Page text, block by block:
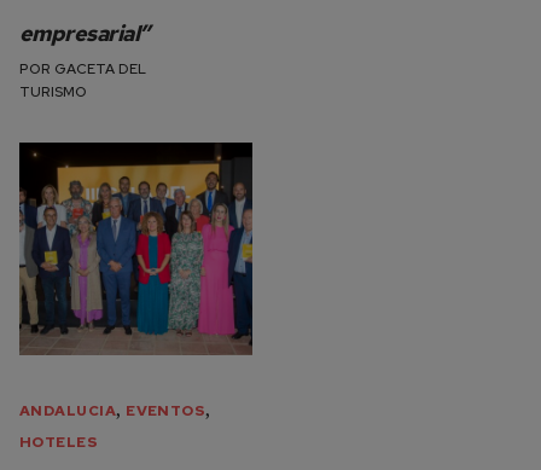
empresarial”
POR GACETA DEL
TURISMO
ANDALUCIA, EVENTOS,
HOTELES